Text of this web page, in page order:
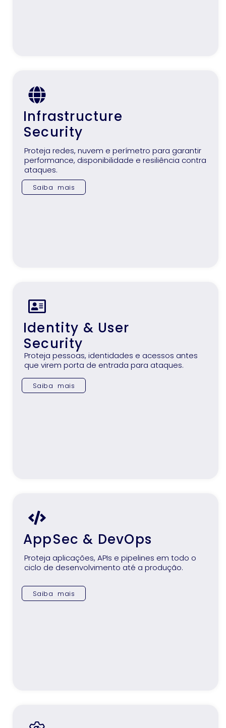
Infrastructure
Security
Proteja redes, nuvem e perímetro para garantir
performance, disponibilidade e resiliência contra
ataques.
Saiba mais
Identity & User
Security
Proteja pessoas, identidades e acessos antes
que virem porta de entrada para ataques.
Saiba mais
AppSec & DevOps
Proteja aplicações, APIs e pipelines em todo o
ciclo de desenvolvimento até a produção.
Saiba mais